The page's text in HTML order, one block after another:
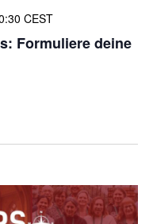
Formuliere deine
CEST